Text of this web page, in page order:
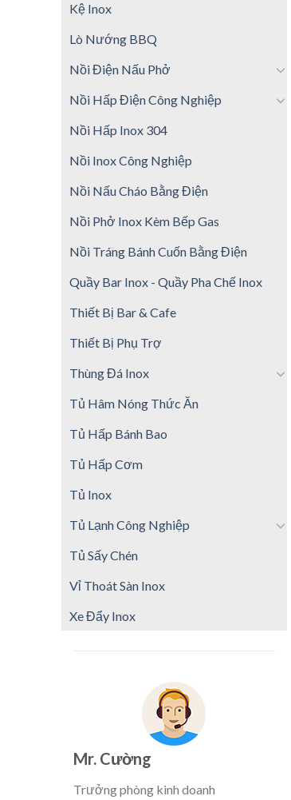
Kệ Inox
Lò Nướng BBQ
Nồi Điện Nấu Phở
Nồi Hấp Điện Công Nghiệp
Nồi Hấp Inox 304
Nồi Inox Công Nghiệp
Nồi Nấu Cháo Bằng Điện
Nồi Phở Inox Kèm Bếp Gas
Nồi Tráng Bánh Cuốn Bằng Điện
Quầy Bar Inox - Quầy Pha Chế Inox
Thiết Bị Bar & Cafe
Thiết Bị Phụ Trợ
Thùng Đá Inox
Tủ Hâm Nóng Thức Ăn
Tủ Hấp Bánh Bao
Tủ Hấp Cơm
Tủ Inox
Tủ Lạnh Công Nghiệp
Tủ Sấy Chén
Vỉ Thoát Sàn Inox
Xe Đẩy Inox
Mr. Cường
Trưởng phòng kinh doanh